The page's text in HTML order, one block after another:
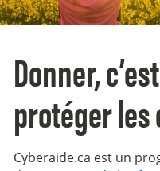
Donner,
protéger
Cyberaide.ca est un